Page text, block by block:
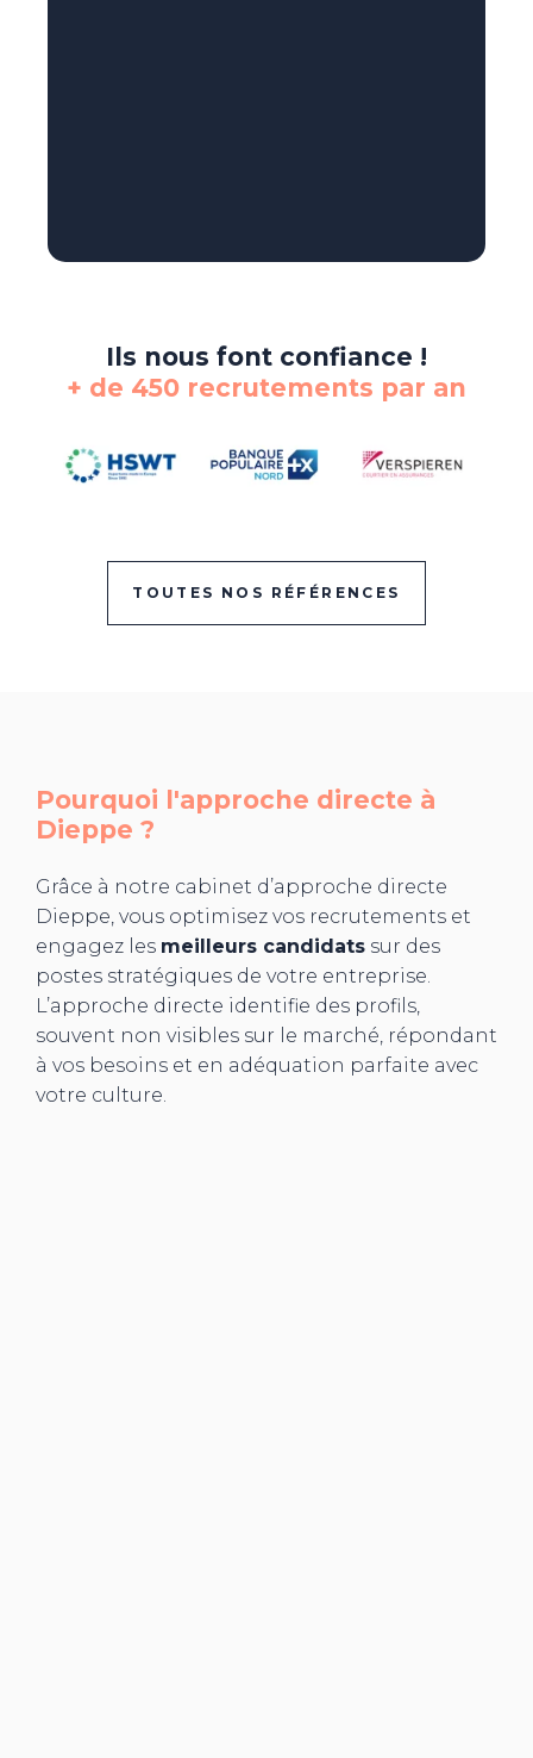
Ils nous font confiance !
+ de 450 recrutements par an
TOUTES NOS RÉFÉRENCES
Pourquoi l'approche directe à
Dieppe ?
Grâce à notre cabinet d’approche directe
Dieppe, vous optimisez vos recrutements et
engagez les meilleurs candidats sur des
postes stratégiques de votre entreprise.
L’approche directe identifie des profils,
souvent non visibles sur le marché, répondant
à vos besoins et en adéquation parfaite avec
votre culture.